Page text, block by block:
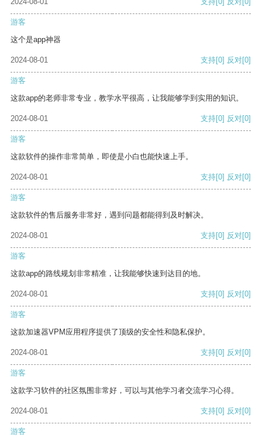
游客
这个是app神器
2024-08-01 支持[0] 反对[0]
游客
这款app的老师非常专业，教学水平很高，让我能够学到实用的知识。
2024-08-01 支持[0] 反对[0]
游客
这款软件的操作非常简单，即使是小白也能快速上手。
2024-08-01 支持[0] 反对[0]
游客
这款软件的售后服务非常好，遇到问题都能得到及时解决。
2024-08-01 支持[0] 反对[0]
游客
这款app的路线规划非常精准，让我能够快速到达目的地。
2024-08-01 支持[0] 反对[0]
游客
这款加速器VPM应用程序提供了顶级的安全性和隐私保护。
2024-08-01 支持[0] 反对[0]
游客
这款学习软件的社区氛围非常好，可以与其他学习者交流学习心得。
2024-08-01 支持[0] 反对[0]
游客